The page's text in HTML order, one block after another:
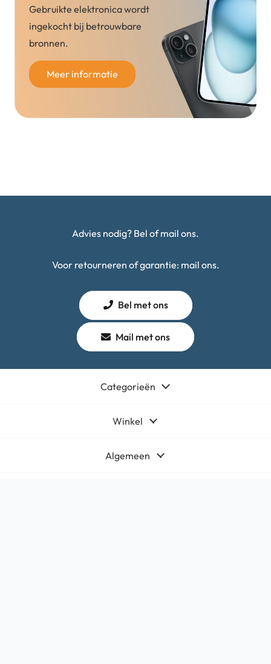
Gebruikte elektronica wordt
ingekocht bij betrouwbare
bronnen.
Meer informatie
Advies nodig? Bel of mail ons.
Voor retourneren of garantie: mail ons.
Bel met ons
Mail met ons
Categorieën
Winkel
Algemeen